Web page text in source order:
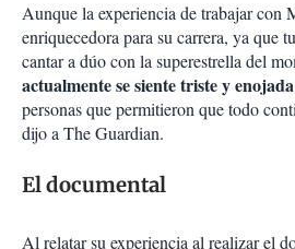
Aunque la experiencia de trabajar con
enriquecedora para su carrera, ya que
cantar a dúo con la superestrella del
actualmente se siente triste y enojada
personas que permitieron que todo
dijo a The Guardian.
El documental
Al relatar su experiencia al realizar el